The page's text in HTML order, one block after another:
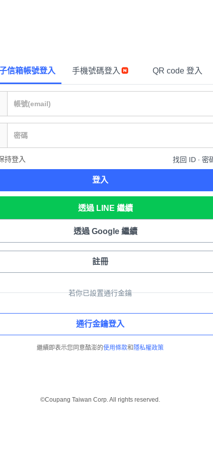
信箱帳號登入 手機號碼登入 QR code 登入
持登入 找回 ID ∙ 密
登入
透過 LINE 繼續
透過 Google 繼續
註冊
若你已設置通行金鑰
通行金鑰登入
繼續即表示您同意酷澎的使用條款和 隱私權政策
©Coupang Taiwan Corp. All rights reserved.